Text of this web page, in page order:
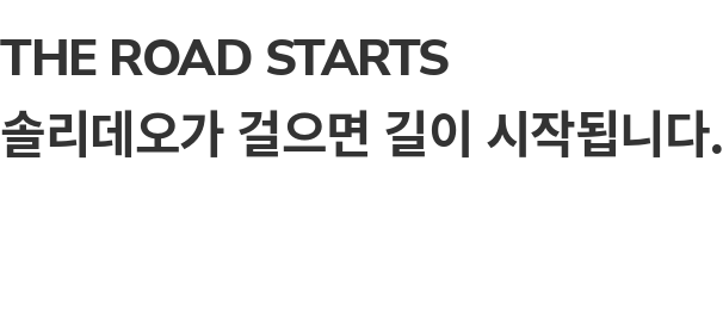
THE ROAD STARTS
솔리데오가 걸으면 길이 시작됩니다.